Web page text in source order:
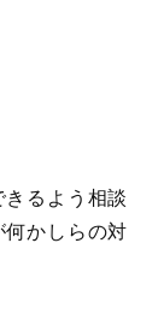
るよう相談
何かしらの対